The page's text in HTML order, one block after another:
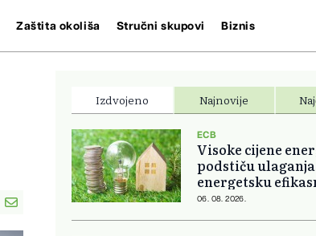
Zaštita okoliša Stručni skupovi Biznis
Izdvojeno Najnovije
ECB
Visoke cijene
podstiču
energetsku
domova
06. 08. 2026.